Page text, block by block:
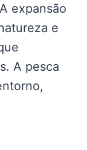
expansão
e
A pesca